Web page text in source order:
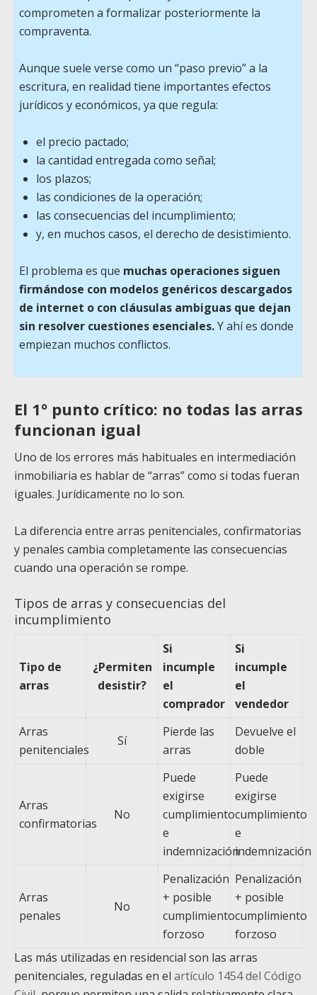
comprometen a formalizar posteriormente la
compraventa.
Aunque suele verse como un “paso previo” a la
escritura, en realidad tiene importantes efectos
jurídicos y económicos, ya que regula:
el precio pactado;
la cantidad entregada como señal;
los plazos;
las condiciones de la operación;
las consecuencias del incumplimiento;
y, en muchos casos, el derecho de desistimiento.
El problema es que muchas operaciones siguen
firmándose con modelos genéricos descargados
de internet o con cláusulas ambiguas que dejan
sin resolver cuestiones esenciales.Y ahí es donde
empiezan muchos conflictos.
El 1º punto crítico: no todas las arras
funcionan igual
Uno de los errores más habituales en intermediación
inmobiliaria es hablar de “arras” como si todas fueran
iguales. Jurídicamente no lo son.
La diferencia entre arras penitenciales, confirmatorias
y penales cambia completamente las consecuencias
cuando una operación se rompe.
Tipos de arras y consecuencias del
incumplimiento
Tipo de
arras
¿Permiten
desistir?
Si
incumple
el
comprador
Si
incumple
el
vendedor
Arras
penitenciales
Sí
Pierde las
arras
Devuelve el
doble
Arras
confirmatorias
No
Puede
exigirse
cumplimiento
e
indemnización
Puede
exigirse
cumplimiento
e
indemnización
Arras
penales
No
Penalización
+ posible
cumplimiento
forzoso
Penalización
+ posible
cumplimiento
forzoso
Las más utilizadas en residencial son las arras
penitenciales, reguladas en el artículo 1454 del Código